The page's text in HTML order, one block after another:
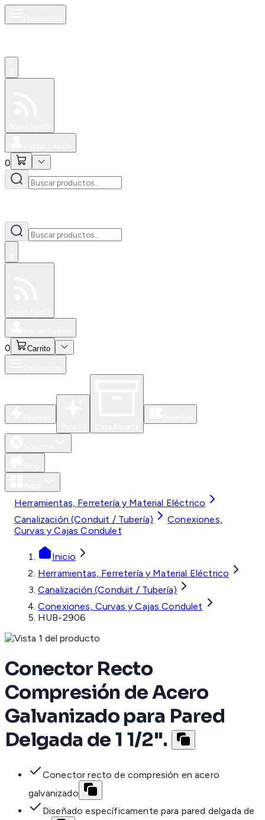
0
0 Carrito
Herramientas, Ferretería y Material Eléctrico
Canalización (Conduit / Tubería)
Conexiones,
Curvas y Cajas Condulet
Inicio
Herramientas, Ferretería y Material Eléctrico
Canalización (Conduit / Tubería)
Conexiones, Curvas y Cajas Condulet
HUB-2906
Conector Recto
Compresión de Acero
Galvanizado para Pared
Delgada de 1 1/2".
Conector recto de compresión en acero
galvanizado
Diseñado específicamente para pared delgada de